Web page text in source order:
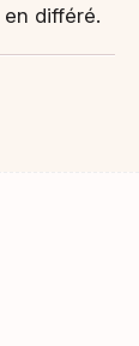
différé.